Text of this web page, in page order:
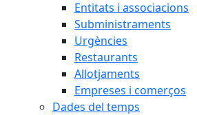
Entitats i associacions
Subministraments
Urgències
Restaurants
Allotjaments
Empreses i comerços
Dades del temps